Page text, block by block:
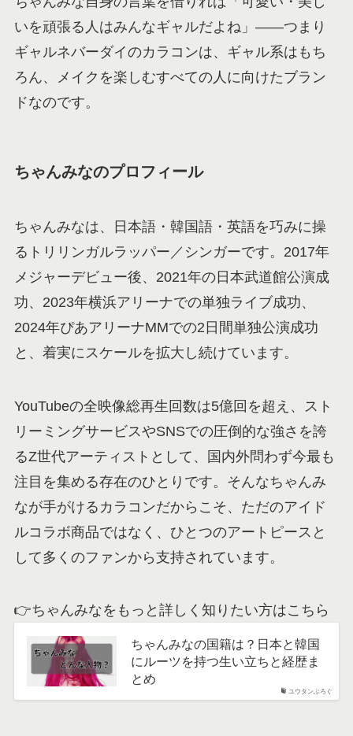
いを頑張る人はみんなギャルだよね」——つまり
ギャルネバーダイのカラコンは、ギャル系はもち
ろん、メイクを楽しむすべての人に向けたブラン
ドなのです。
ちゃんみなのプロフィール
ちゃんみなは、日本語・韓国語・英語を巧みに操
るトリリンガルラッパー／シンガーです。2017年
メジャーデビュー後、2021年の日本武道館公演成
功、2023年横浜アリーナでの単独ライブ成功、
2024年ぴあアリーナMMでの2日間単独公演成功
と、着実にスケールを拡大し続けています。
YouTubeの全映像総再生回数は5億回を超え、スト
リーミングサービスやSNSでの圧倒的な強さを誇
るZ世代アーティストとして、国内外問わず今最も
注目を集める存在のひとりです。そんなちゃんみ
なが手がけるカラコンだからこそ、ただのアイド
ルコラボ商品ではなく、ひとつのアートピースと
して多くのファンから支持されています。
👉ちゃんみなをもっと詳しく知りたい方はこちら
ユウタンぶろぐ
ちゃんみなの国籍は？日本と韓国
にルーツを持つ生い立ちと経歴ま
とめ